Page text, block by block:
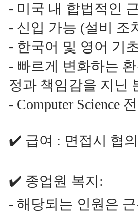
- 미국 내 합법적인
- 신입 가능 (설비 조
- 한국어 및 영어 기
- 빠르게 변화하는
정과 책임감을 지닌
- Computer Science
✔️ 급여 : 면접시 협의
✔️ 종업원 복지:
- 해당되는 인원은